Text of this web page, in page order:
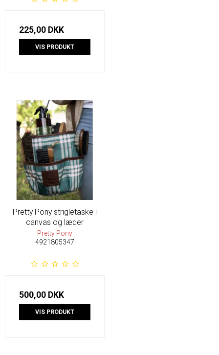
225,00 DKK
VIS PRODUKT
Pretty Pony strigletaske i
canvas og læder
Pretty Pony
4921805347
500,00 DKK
VIS PRODUKT